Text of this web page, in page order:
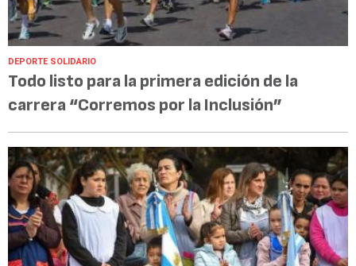
DEPORTE SOLIDARIO
Todo listo para la primera edición de la
carrera “Corremos por la Inclusión”